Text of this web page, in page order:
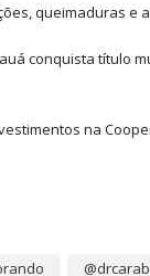
queimaduras e
conquista título
na